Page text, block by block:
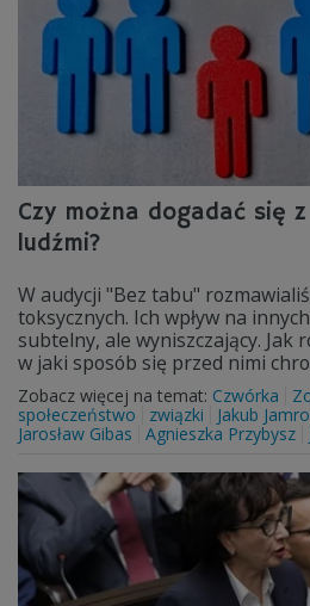
Czy można dogadać się
ludźmi?
W audycji "Bez tabu"
toksycznych. Ich wpływ na
subtelny, ale wyniszczający. Jak
w jaki sposób się przed nimi
Zobacz więcej na temat: Czwórka
społeczeństwo
związki Jakub
Jarosław Gibas
Agnieszka Przybysz